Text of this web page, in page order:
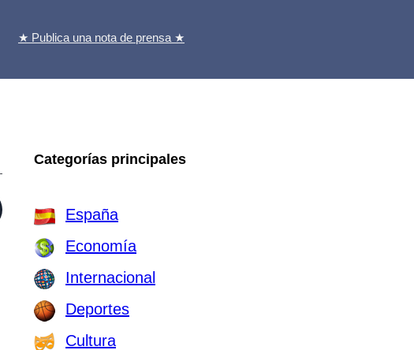
★ Publica una nota de prensa ★
Categorías principales
España
Economía
Internacional
Deportes
Cultura